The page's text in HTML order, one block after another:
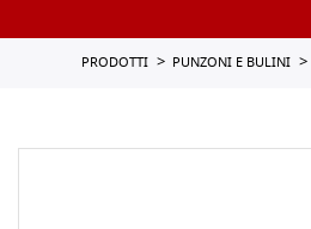
PRODOTTI PUNZONI E BULINI